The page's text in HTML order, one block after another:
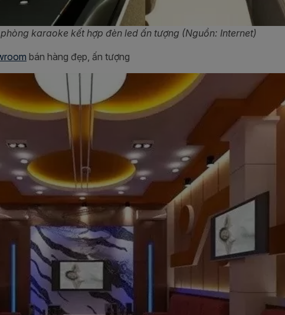
karaoke kết hợp đèn led ấn tượng (Nguồn: Internet)
bán hàng đẹp, ấn tượng